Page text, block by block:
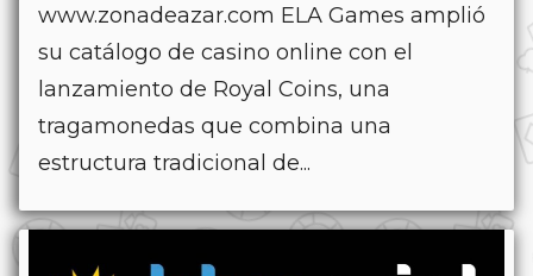
www.zonadeazar.com ELA Games amplió
su catálogo de casino online con el
lanzamiento de Royal Coins, una
tragamonedas que combina una
estructura tradicional de...